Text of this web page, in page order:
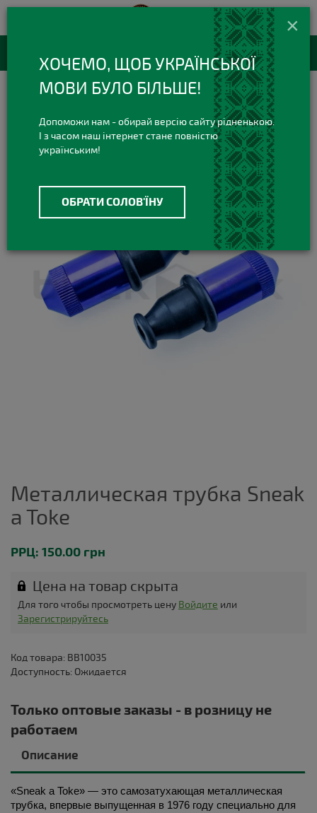
+38(073)420 420 3
Viber Telegram
RU
Металлические трубки
Металлическая трубка Sneak a Toke
Металлическая трубка Sneak
a Toke
РРЦ: 150.00 грн
Цена на товар скрыта
Для того чтобы просмотреть цену Войдите или
Зарегистрируйтесь
Код товара: BB10035
Доступность: Ожидается
Только оптовые заказы - в розницу не
работаем
Описание
«Sneak a Toke» — это самозатухающая металлическая
трубка, впервые выпущенная в 1976 году специально для
×
ХОЧЕМО, ЩОБ УКРАЇНСЬКОЇ
МОВИ БУЛО БІЛЬШЕ!
Допоможи нам - обирай версію сайту рідненькою.
І з часом наш інтернет стане повністю
українським!
ОБРАТИ СОЛОВ'ЇНУ